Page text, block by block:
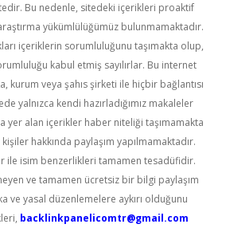
Bu nedenle, sitedeki içerikleri proaktif
yükümlülüğümüz bulunmamaktadır.
içeriklerin sorumluluğunu taşımakta olup,
kabul etmiş sayılırlar. Bu internet
kurum veya şahıs şirketi ile hiçbir bağlantısı
yalnızca kendi hazırladığımız makaleler
yer alan içerikler haber niteliği taşımamakta
hakkında paylaşım yapılmamaktadır.
ile isim benzerlikleri tamamen tesadüfidir.
ve tamamen ücretsiz bir bilgi paylaşım
ve yasal düzenlemelere aykırı olduğunu
backlinkpanelicomtr@gmail.com